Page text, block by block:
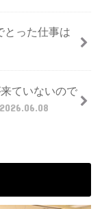
とった仕事は
ていないので
2026.06.08